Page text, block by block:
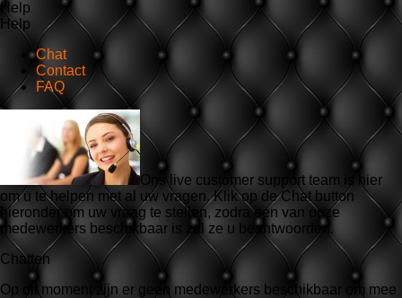
Help
Help
Chat
Contact
FAQ
Ons live customer support team is hier
om u te helpen met al uw vragen. Klik op de Chat button
hieronder om uw vraag te stellen, zodra een van onze
medewerkers beschikbaar is zal ze u beantwoorden.
Chatten
Op dit moment zijn er geen medewerkers beschikbaar om mee